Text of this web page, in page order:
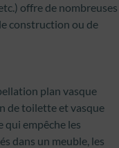
offre de nombreuses
construction ou de
plan vasque
de toilette et vasque
qui empêche les
dans un meuble, les